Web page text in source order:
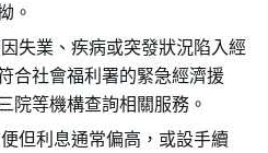
。
失業、疾病或突發狀況陷入經
合社會福利署的緊急經濟援
院等機構查詢相關服務。
但利息通常偏高，或設手續